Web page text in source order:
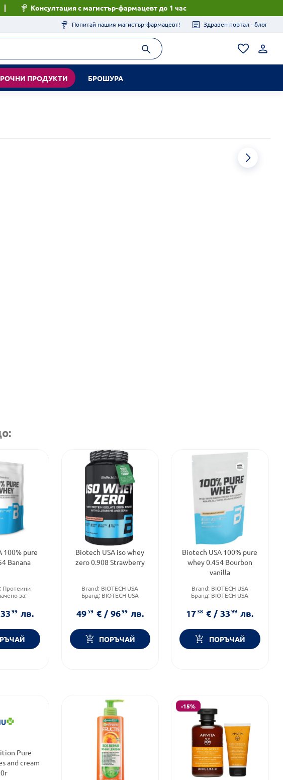
Консултация с магистър-фармацевт до 1 час
Попитай нашия магистър-фармацевт! Здравен портал - блог
ПРОДУКТИ БРОШУРА
100% pure
Banana
Протеини
за:
3399 лв.
Biotech USA iso whey
zero 0.908 Strawberry
Brand: BIOTECH USA
Бранд: BIOTECH USA
възрастни
4959 € / 9699 лв.
ПОРЪЧАЙ
Biotech USA 100% pure
whey 0.454 Bourbon
vanilla
Brand: BIOTECH USA
Бранд: BIOTECH USA
възрастни
1738 € / 3399 лв.
ПОРЪЧАЙ
Pure
and cream
-15%